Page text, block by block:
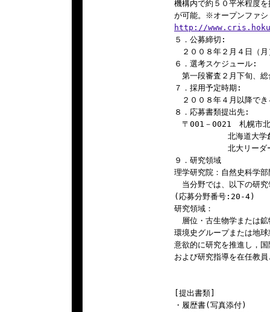
機構内で約５０平米程度
http://
５．公募締切:
２００８年２月４日（月
６．選考スケジュール:
第一段審査２月下旬、総
７．採用予定時期:
２００８年４月以降でき
８．応募書類提出先:
〒001－0021　札幌市
　　　　　北海道大学
　　　　　北大リー
９．研究領域
理学研究院：自然史科学
当分野では、以下の研究
(応募分野番号:20-4)
研究領域：
層位・古生物学または鉱
環境史グループまたは地
意欲的に研究を推進し，
および研究指導を在任教
[提出書類]
・履歴書(写真添付)